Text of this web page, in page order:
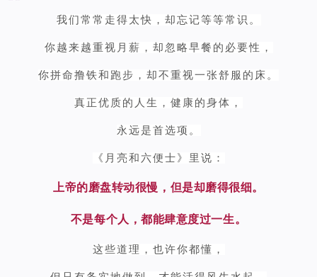
我们常常走得太快，却忘记等等常识。
你越来越重视月薪，却忽略早餐的必要性，
你拼命撸铁和跑步，却不重视一张舒服的床。
真正优质的人生，健康的身体，
永远是首选项。
《月亮和六便士》里说：
上帝的磨盘转动很慢，但是却磨得很细。
不是每个人，都能肆意度过一生。
这些道理，也许你都懂，